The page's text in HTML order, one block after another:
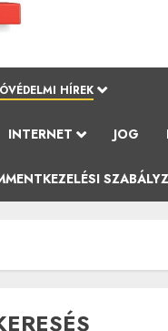
HÍREK
INTERNET JOG